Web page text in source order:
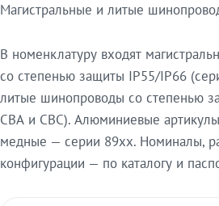
Магистральные и литые
В номенклатуру входят
со степенью защиты IP55/IP66
литые шинопроводы со степенью
СВА и СВС). Алюминиевые
медные — серии 89xx. Номиналы,
конфигурации — по каталогу и